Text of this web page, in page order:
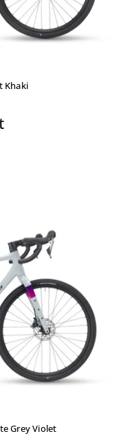
Khaki
Grey Violet